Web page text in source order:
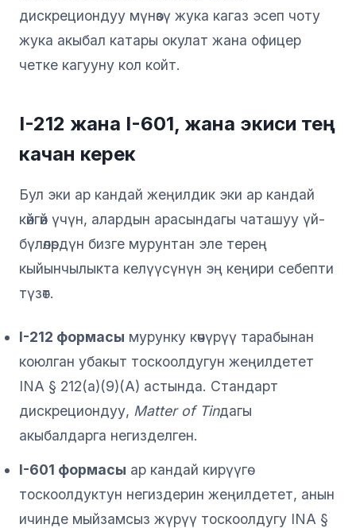
дискрециондуу мүнөзү жука кагаз эсеп чоту
жука акыбал катары окулат жана офицер
четке кагууну кол койт.
I-212 жана I-601, жана экиси тең
качан керек
Бул эки ар кандай жеңилдик эки ар кандай
көйгөй үчүн, алардын арасындагы чаташуу үй-
бүлөлөрдүн бизге мурунтан эле терең
кыйынчылыкта келүүсүнүн эң кеңири себепти
түзөт.
I-212 формасы мурунку көчүрүү тарабынан
коюлган убакыт тоскоолдугун жеңилдетет
INA § 212(a)(9)(A) астында. Стандарт
дискрециондуу, Matter of Tinдагы
акыбалдарга негизделген.
I-601 формасы ар кандай кирүүгө
тоскоолдуктун негиздерин жеңилдетет, анын
ичинде мыйзамсыз жүрүү тоскоолдугу INA §